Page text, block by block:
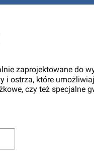
zaprojektowane do
i ostrza, które
czy też specjalne